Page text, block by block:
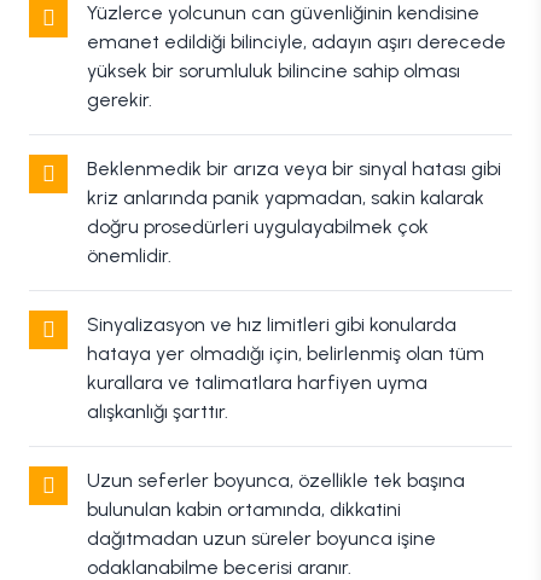
Yüzlerce yolcunun can güvenliğinin kendisine
emanet edildiği bilinciyle, adayın aşırı derecede
yüksek bir sorumluluk bilincine sahip olması
gerekir.
Beklenmedik bir arıza veya bir sinyal hatası gibi
kriz anlarında panik yapmadan, sakin kalarak
doğru prosedürleri uygulayabilmek çok
önemlidir.
Sinyalizasyon ve hız limitleri gibi konularda
hataya yer olmadığı için, belirlenmiş olan tüm
kurallara ve talimatlara harfiyen uyma
alışkanlığı şarttır.
Uzun seferler boyunca, özellikle tek başına
bulunulan kabin ortamında, dikkatini
dağıtmadan uzun süreler boyunca işine
odaklanabilme becerisi aranır.